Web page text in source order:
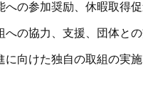
への参加奨励、休暇取得
への協力、支援、団体と
に向けた独自の取組の実施